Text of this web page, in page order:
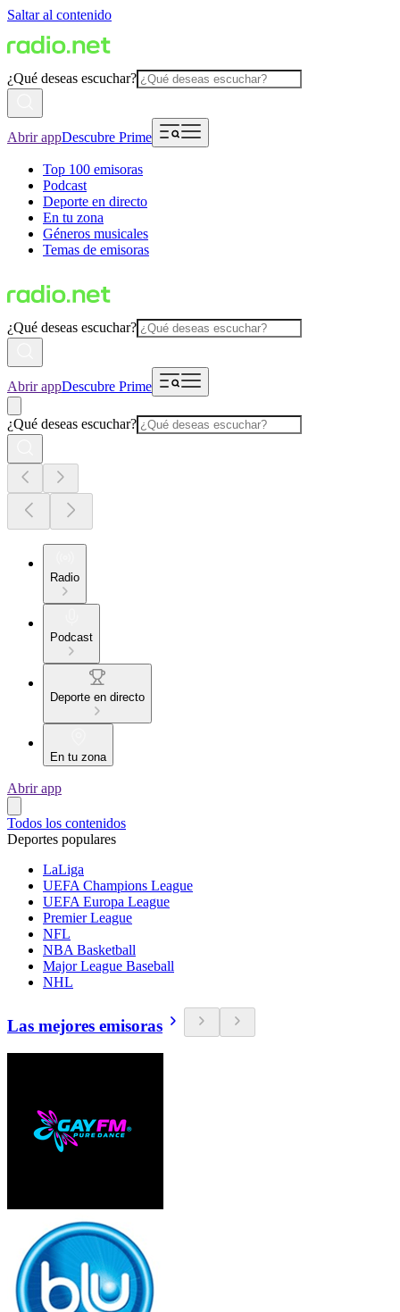
Saltar al contenido
¿Qué deseas escuchar?
Abrir appDescubre Prime
Top 100 emisoras
Podcast
Deporte en directo
En tu zona
Géneros musicales
Temas de emisoras
¿Qué deseas escuchar?
Abrir appDescubre Prime
¿Qué deseas escuchar?
Radio
Podcast
Deporte en directo
En tu zona
Abrir app
Todos los contenidos
Deportes populares
LaLiga
UEFA Champions League
UEFA Europa League
Premier League
NFL
NBA Basketball
Major League Baseball
NHL
Las mejores emisoras